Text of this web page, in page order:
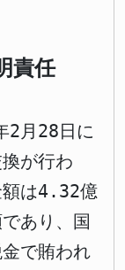
責任
2月28日に
が行わ
額は4.32億
あり、国
で賄われ